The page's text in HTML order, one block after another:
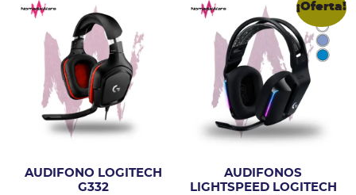
AUDIFONO LOGITECH
G332
¡Oferta!
AUDIFONOS
LIGHTSPEED LOGITECH